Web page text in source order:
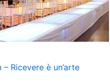
Ricevere è un’arte